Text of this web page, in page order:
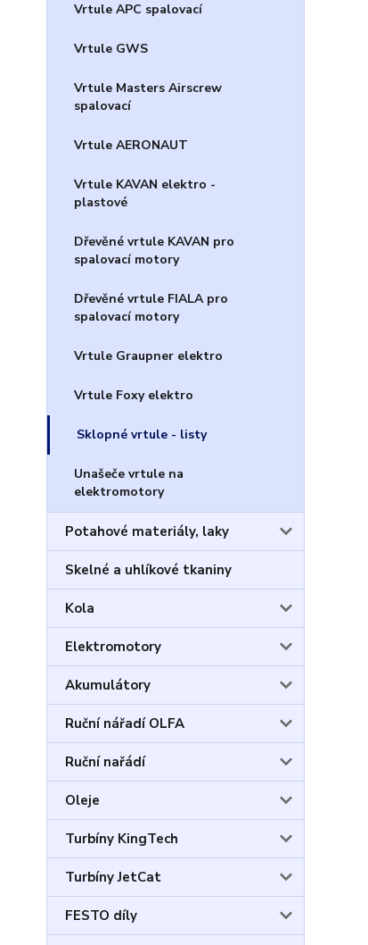
Vrtule APC spalovací
Vrtule GWS
Vrtule Masters Airscrew
spalovací
Vrtule AERONAUT
Vrtule KAVAN elektro -
plastové
Dřevěné vrtule KAVAN pro
spalovací motory
Dřevěné vrtule FIALA pro
spalovací motory
Vrtule Graupner elektro
Vrtule Foxy elektro
Sklopné vrtule - listy
Unašeče vrtule na
elektromotory
Potahové materiály, laky
Skelné a uhlíkové tkaniny
Kola
Elektromotory
Akumulátory
Ruční nářadí OLFA
Ruční nařádí
Oleje
Turbíny KingTech
Turbíny JetCat
FESTO díly